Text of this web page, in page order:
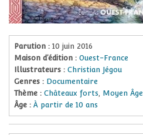
Parution : 10 juin 2016
Maison d’édition : Ouest-France
Illustrateurs : Christian Jégou
Genres : Documentaire
Thème :Châteaux forts, Moyen Âge
Âge :À partir de 10 ans